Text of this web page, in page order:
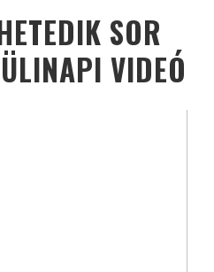
SOR
VIDEÓ